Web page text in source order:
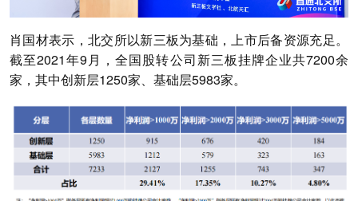
肖国材表示，北交所以新三板为基础，上市后备资源充足。
截至2021年9月，全国股转公司新三板挂牌企业共7200余
家，其中创新层1250家、基础层5983家。